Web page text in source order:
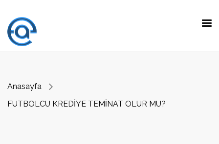
Anasayfa
FUTBOLCU KREDİYE TEMİNAT OLUR MU?